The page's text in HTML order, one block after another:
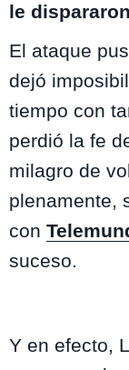
le
El ataque
dejó
tiempo con
perdió la fe
milagro de
plenamente,
con
suceso.
Y en efecto,